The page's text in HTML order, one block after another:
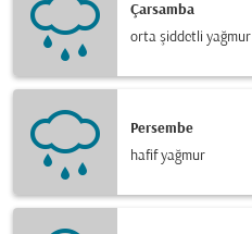
Çarsamba
orta şiddetli yağmur
Persembe
hafif yağmur